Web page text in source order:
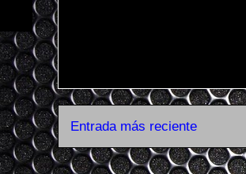
Entrada más reciente